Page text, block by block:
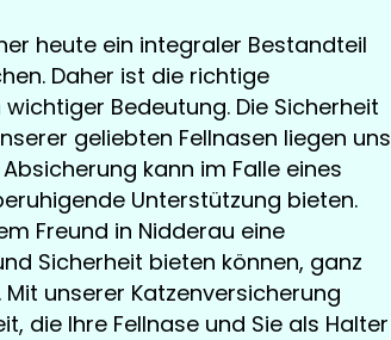
heute ein integraler Bestandteil
Daher ist die richtige
Bedeutung. Die Sicherheit
geliebten Fellnasen liegen uns
kann im Falle eines
Unterstützung bieten.
Freund in Nidderau eine
Sicherheit bieten können, ganz
unserer Katzenversicherung
die Ihre Fellnase und Sie als Halter